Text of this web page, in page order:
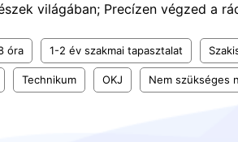
világában; Precízen végzed a
óra 1-2 év szakmai tapasztalat
Technikum OKJ Nem szükséges